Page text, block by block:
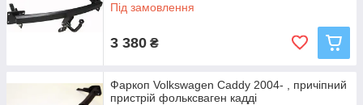
Під замовлення
3 380 ₴
Фаркоп Volkswagen Caddy 2004- , причіпний
пристрій фольксваген кадді